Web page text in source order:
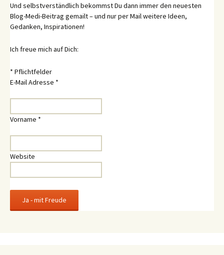
Und selbstverständlich bekommst Du dann immer den neuesten
Blog-Medi-Beitrag gemailt – und nur per Mail weitere Ideen,
Gedanken, Inspirationen!
Ich freue mich auf Dich:
* Pflichtfelder
E-Mail Adresse *
Vorname *
Website